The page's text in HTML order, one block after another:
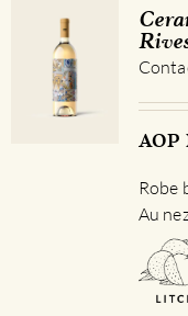
AOP
Robe
Au